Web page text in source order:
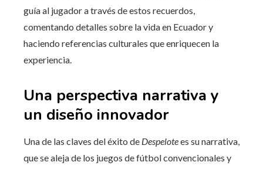
guía al jugador a través de estos recuerdos,
comentando detalles sobre la vida en Ecuador y
haciendo referencias culturales que enriquecen la
experiencia.
Una perspectiva narrativa y
un diseño innovador
Una de las claves del éxito de Despelotees su narrativa,
que se aleja de los juegos de fútbol convencionales y